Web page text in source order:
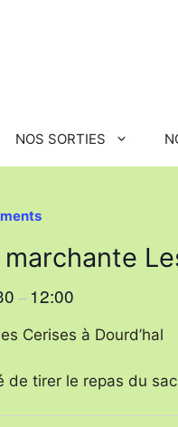
NOS SORTIES
– 12:00
Cerises à Dourd’hal
de tirer le repas du